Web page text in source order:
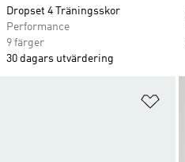
Dropset 4 Träningsskor
Performance
9 färger
30 dagars utvärdering